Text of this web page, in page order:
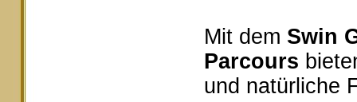
Mit dem Swin
Parcours
und natürliche